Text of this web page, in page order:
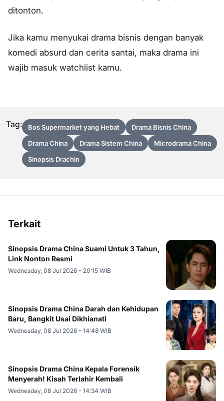
ditonton.
Jika kamu menyukai drama bisnis dengan banyak
komedi absurd dan cerita santai, maka drama ini
wajib masuk watchlist kamu.
Tag: Bos Supermarket yang Hebat
Drama Bisnis China
Drama China
Drama Sistem China
Microdrama China
Sinopsis Drachin
Terkait
Sinopsis Drama China Suami Untuk 3 Tahun,
Link Nonton Resmi
Wednesday, 08 Jul 2026 - 20:15 WIB
Sinopsis Drama China Darah dan Kehidupan
Baru, Bangkit Usai Dikhianati
Wednesday, 08 Jul 2026 - 14:48 WIB
Sinopsis Drama China Kepala Forensik
Menyerah! Kisah Terlahir Kembali
Wednesday, 08 Jul 2026 - 14:34 WIB